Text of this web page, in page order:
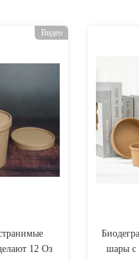
Видео
12 Оз
шары с